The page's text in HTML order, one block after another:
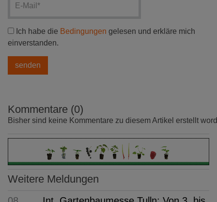
Ich habe die Bedingungen gelesen und erkläre mich
einverstanden.
Kommentare (0)
Bisher sind keine Kommentare zu diesem Artikel erstellt
Weitere Meldungen